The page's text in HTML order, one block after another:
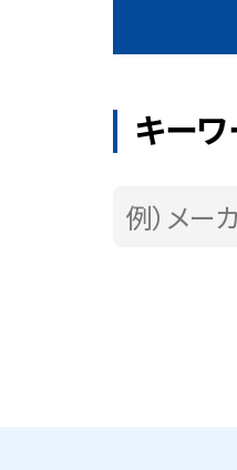
キー